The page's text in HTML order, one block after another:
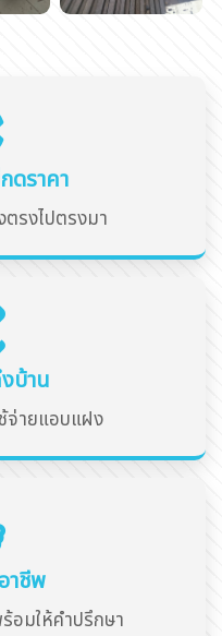
ดราคา
ตรงไปตรงมา
บ้าน
จ่ายแอบแฝง
าชีพ
อมให้คำปรึกษา